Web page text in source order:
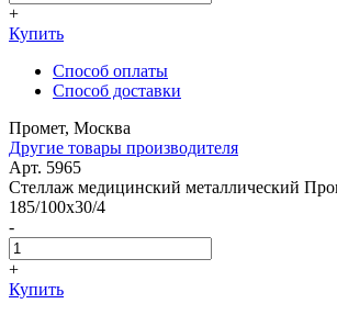
+
Купить
Способ оплаты
Способ доставки
Промет, Москва
Другие товары производителя
Арт. 5965
Стеллаж медицинский металлический
185/100x30/4
-
+
Купить